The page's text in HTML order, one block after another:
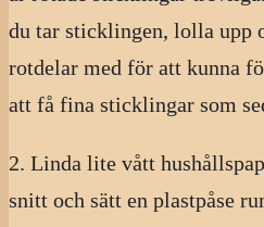
du tar sticklingen, lolla upp
rotdelar med för att kunna
att få fina sticklingar som
2. Linda lite vått
snitt och sätt en plastpåse